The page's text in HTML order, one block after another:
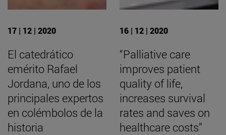
17 | 12 | 2020
El catedrático
emérito Rafael
Jordana, uno de los
principales expertos
en colémbolos de la
historia
16 | 12 | 2020
“Palliative care
improves patient
quality of life,
increases survival
rates and saves on
healthcare costs”